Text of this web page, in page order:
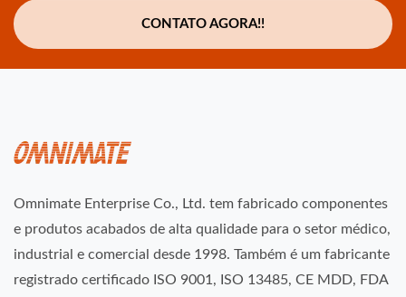
CONTATO AGORA!!
Omnimate Enterprise Co., Ltd. tem fabricado componentes
e produtos acabados de alta qualidade para o setor médico,
industrial e comercial desde 1998. Também é um fabricante
registrado certificado ISO 9001, ISO 13485, CE MDD, FDA